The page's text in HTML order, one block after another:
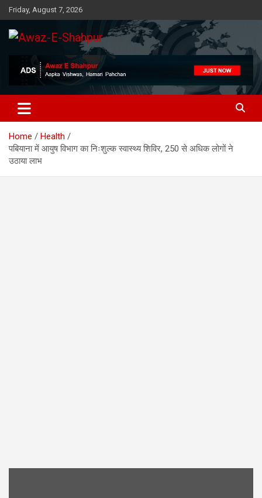
Skip
to
content
Friday, August 7, 2026
Awaz-E-Shahpur
Home
Health
पबियाना में आयुष विभाग का निःशुल्क स्वास्थ्य शिविर, 250 से अधिक लोगों ने
उठाया लाभ